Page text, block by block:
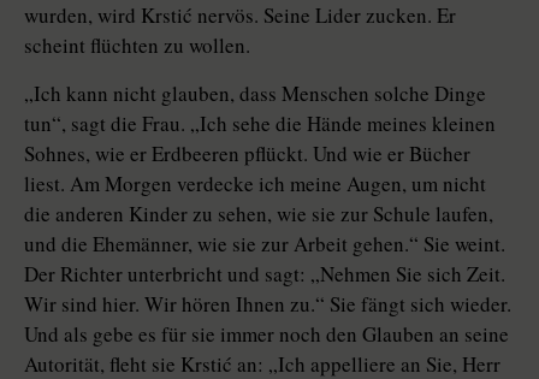
wurden, wird Krstić nervös. Seine Lider zucken. Er
scheint flüchten zu wollen.
„Ich kann nicht glauben, dass Menschen solche Dinge
tun“, sagt die Frau. „Ich sehe die Hände meines kleinen
Sohnes, wie er Erdbeeren pflückt. Und wie er Bücher
liest. Am Morgen verdecke ich meine Augen, um nicht
die anderen Kinder zu sehen, wie sie zur Schule laufen,
und die Ehemänner, wie sie zur Arbeit gehen.“ Sie weint.
Der Richter unterbricht und sagt: „Nehmen Sie sich Zeit.
Wir sind hier. Wir hören Ihnen zu.“ Sie fängt sich wieder.
Und als gebe es für sie immer noch den Glauben an seine
Autorität, fleht sie Krstić an: „Ich appelliere an Sie, Herr